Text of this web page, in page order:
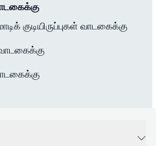
குடியிருப்புகள் வாடகைக்கு